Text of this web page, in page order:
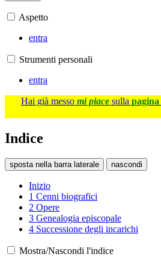
Aspetto
entra
Strumenti personali
entra
Hai già messo mi piace sulla pagina
Indice
sposta nella barra laterale nascondi
Inizio
1 Cenni biografici
2 Opere
3 Genealogia episcopale
4 Successione degli incarichi
Mostra/Nascondi l'indice